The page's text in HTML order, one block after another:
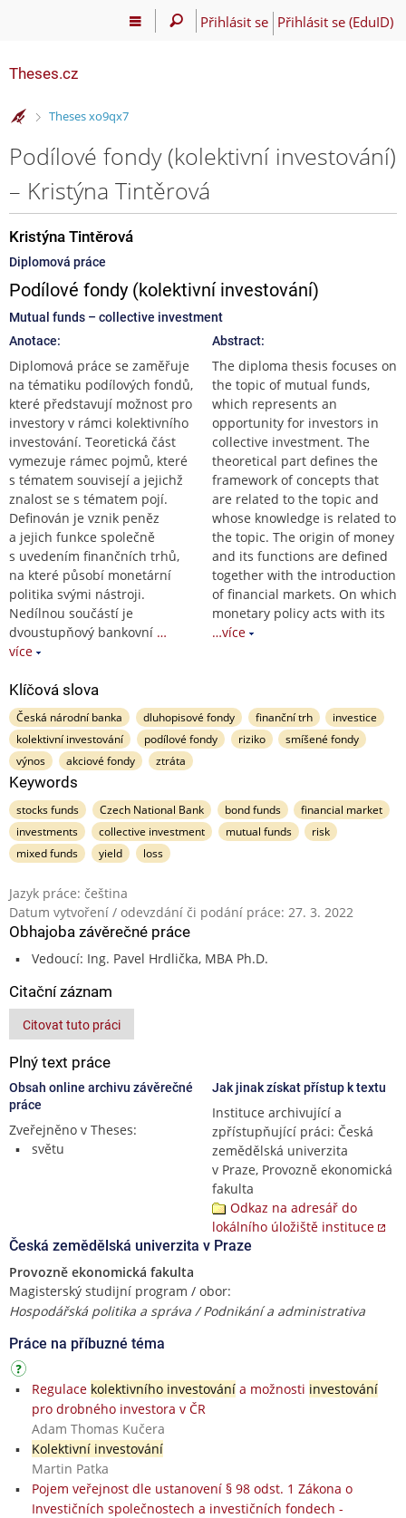
Přihlásit se Přihlásit se (EduID)
Theses.cz
>
Theses xo9qx7
Podílové fondy (kolektivní investování)
– Kristýna Tintěrová
Kristýna Tintěrová
Diplomová práce
Podílové fondy (kolektivní investování)
Mutual funds – collective investment
Anotace:
Diplomová práce se zaměřuje
na tématiku podílových fondů,
které představují možnost pro
investory v rámci kolektivního
investování. Teoretická část
vymezuje rámec pojmů, které
s tématem souvisejí a jejichž
znalost se s tématem pojí.
Definován je vznik peněz
a jejich funkce společně
s uvedením finančních trhů,
na které působí monetární
politika svými nástroji.
Nedílnou součástí je
dvoustupňový bankovní …
více
Abstract:
The diploma thesis focuses on
the topic of mutual funds,
which represents an
opportunity for investors in
collective investment. The
theoretical part defines the
framework of concepts that
are related to the topic and
whose knowledge is related to
the topic. The origin of money
and its functions are defined
together with the introduction
of financial markets. On which
monetary policy acts with its
…více
Klíčová slova
Česká národní banka dluhopisové fondy finanční trh
investice
kolektivní investování
podílové fondy riziko
smíšené fondy
výnos
akciové fondy ztráta
Keywords
stocks funds Czech National Bank bond funds
financial market
investments
collective investment mutual funds
risk
mixed funds
yield loss
Jazyk práce: čeština
Datum vytvoření / odevzdání či podání práce: 27. 3. 2022
Obhajoba závěrečné práce
Vedoucí: Ing. Pavel Hrdlička, MBA Ph.D.
Citační záznam
Citovat tuto práci
Plný text práce
Obsah online archivu závěrečné
práce
Zveřejněno v Theses:
světu
Jak jinak získat přístup k textu
Instituce archivující a
zpřístupňující práci: Česká
zemědělská univerzita
v Praze, Provozně ekonomická
fakulta
Odkaz na adresář do
lokálního úložiště instituce
Česká zemědělská univerzita v Praze
Provozně ekonomická fakulta
Magisterský studijní program / obor:
Hospodářská politika a správa / Podnikání a administrativa
Práce na příbuzné téma
Regulace kolektivního investovánía možnosti investování
pro drobného investora v ČR
Adam Thomas Kučera
Kolektivní investování
Martin Patka
Pojem veřejnost dle ustanovení § 98 odst. 1 Zákona o
Investičních společnostech a investičních fondech -